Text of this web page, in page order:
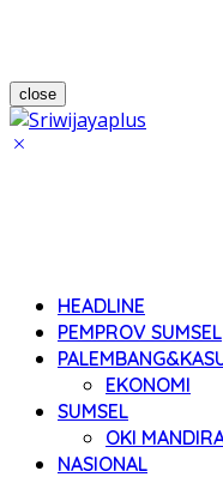
close
HEADLINE
PEMPROV SUMSEL
EKONOMI
SUMSEL
OKI
NASIONAL